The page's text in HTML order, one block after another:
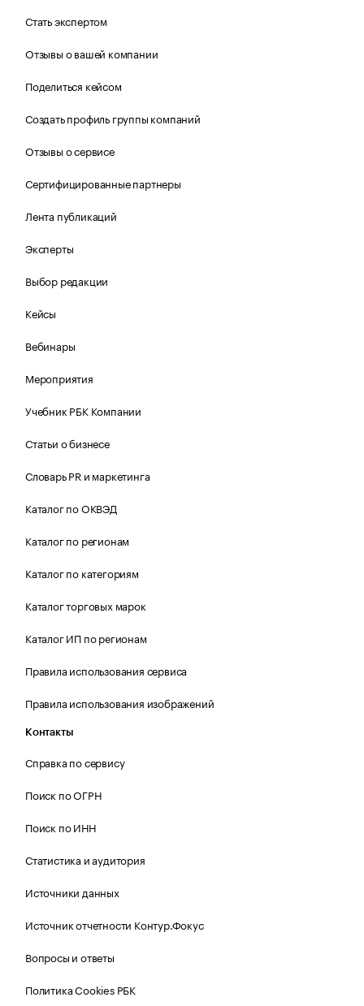
Стать экспертом
Отзывы о вашей компании
Поделиться кейсом
Создать профиль группы компаний
Отзывы о сервисе
Сертифицированные партнеры
Лента публикаций
Эксперты
Выбор редакции
Кейсы
Вебинары
Мероприятия
Учебник РБК Компании
Статьи о бизнесе
Словарь PR и маркетинга
Каталог по ОКВЭД
Каталог по регионам
Каталог по категориям
Каталог торговых марок
Каталог ИП по регионам
Правила использования сервиса
Правила использования изображений
Контакты
Справка по сервису
Поиск по ОГРН
Поиск по ИНН
Статистика и аудитория
Источники данных
Источник отчетности Контур.Фокус
Вопросы и ответы
Политика Cookies РБК